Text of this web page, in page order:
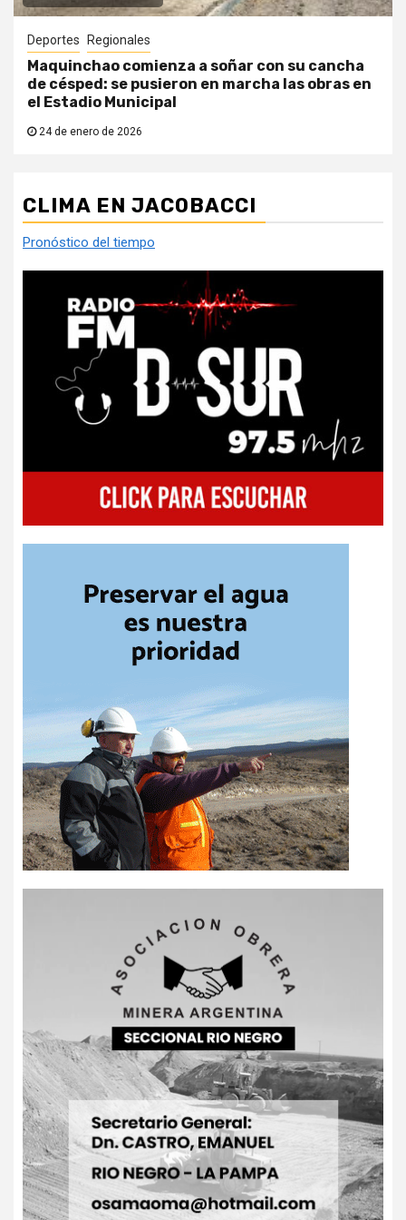
Deportes Regionales
Maquinchao comienza a soñar con su cancha
de césped: se pusieron en marcha las obras en
el Estadio Municipal
24 de enero de 2026
CLIMA EN JACOBACCI
Pronóstico del tiempo